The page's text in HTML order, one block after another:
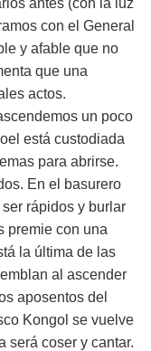
antes (con la luz
con el General
y afable que no
que una
actos.
un poco
está custodiada
para abrirse.
En el basurero
rápidos y burlar
premie con una
la última de las
al ascender
aposentos del
Kongol se vuelve
será coser y cantar.